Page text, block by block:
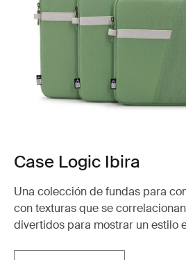
Case Logic Ibira
Una colección de fundas para
con texturas que se
divertidos para mostrar un estilo